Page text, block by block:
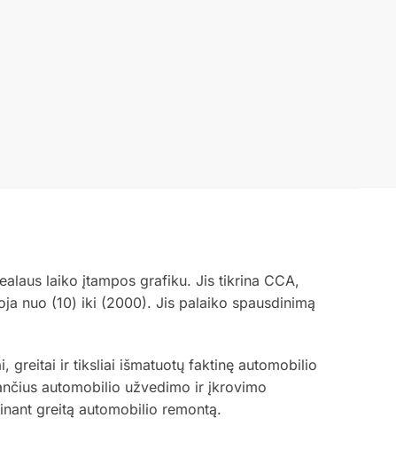
laiko įtampos grafiku. Jis tikrina CCA,
nuo (10) iki (2000). Jis palaiko spausdinimą
greitai ir tiksliai išmatuotų faktinę automobilio
automobilio užvedimo ir įkrovimo
greitą automobilio remontą.